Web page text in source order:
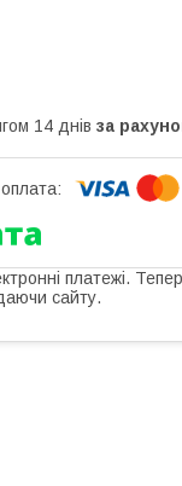
14 днів за
платежі.
сайту.